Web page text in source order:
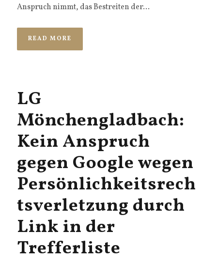
Anspruch nimmt, das Bestreiten der...
READ MORE
LG
Mönchengladbach:
Kein Anspruch
gegen Google wegen
Persönlichkeitsrech
tsverletzung durch
Link in der
Trefferliste